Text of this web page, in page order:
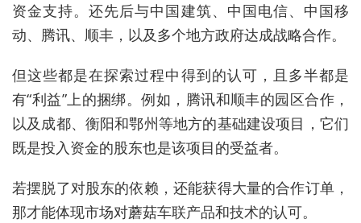
资金支持。还先后与中国建筑、中国电信、中国移
动、腾讯、顺丰，以及多个地方政府达成战略合作。
但这些都是在探索过程中得到的认可，且多半都是
有“利益”上的捆绑。例如，腾讯和顺丰的园区合作，
以及成都、衡阳和鄂州等地方的基础建设项目，它们
既是投入资金的股东也是该项目的受益者。
若摆脱了对股东的依赖，还能获得大量的合作订单，
那才能体现市场对蘑菇车联产品和技术的认可。